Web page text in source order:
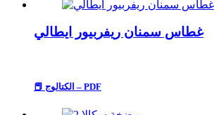
غطاس سمنان ريفربيور ايطالي
📕 الكتالوج – PDF